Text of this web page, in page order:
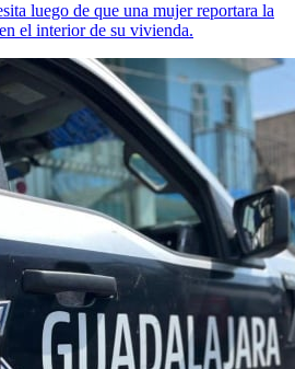
luego de que una mujer reportara la
el interior de su vivienda.